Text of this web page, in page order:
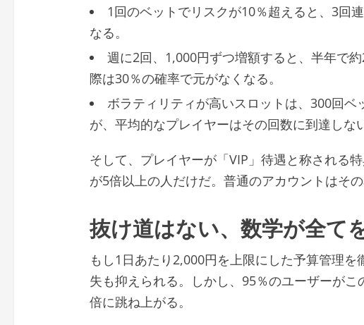
1回のベットでリスクが10％超えると、3回
なる。
週に2回、1,000円ずつ増額すると、半年で
際は30％の確率で元がなくなる。
ボラティリティが高いスロットは、300回
が、平均的なプレイヤーはその回数に到達しない
そして、プレイヤーが「VIP」待遇と称される
が5倍以上の人だけだ。普通のアカウントはその
抜け道はない、数学が全て
もし1日あたり2,000円を上限にした予算管理
失も抑えられる。しかし、95％のユーザーが
倍に跳ね上がる。